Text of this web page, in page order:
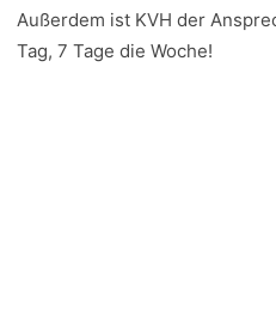
Außerdem ist KVH der
Tag, 7 Tage die Woche!